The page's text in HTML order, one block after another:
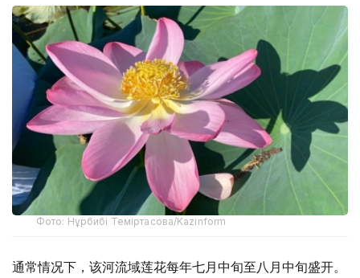
Фото: Нұрбибі Теміртасова/Kazinform
通常情况下，该河流域莲花每年七月中旬至八月中旬盛开。